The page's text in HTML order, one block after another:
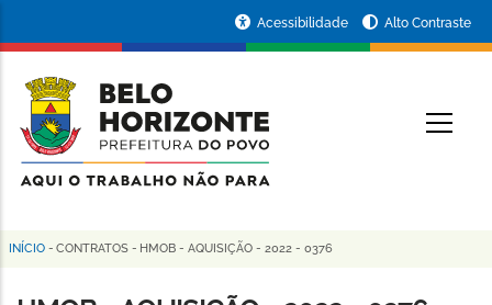
conteúdo
principal
da
Prefeitura
de
Horizonte
Acessibilidade Alto Contraste
Trilha
de
INÍCIO - CONTRATOS - HMOB - AQUISIÇÃO - 2022 - 0376